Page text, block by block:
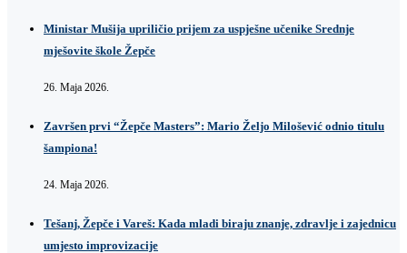
Ministar Mušija upriličio prijem za uspješne učenike Srednje
mješovite škole Žepče
26. Maja 2026.
Završen prvi “Žepče Masters”: Mario Željo Milošević odnio titulu
šampiona!
24. Maja 2026.
Tešanj, Žepče i Vareš: Kada mladi biraju znanje, zdravlje i zajednicu
umjesto improvizacije